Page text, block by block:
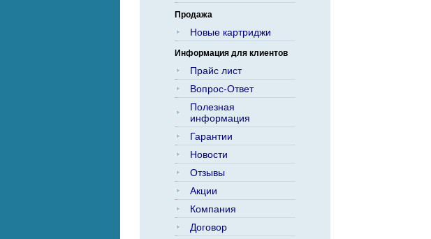
Продажа
Новые картриджи
Информация для клиентов
Прайс лист
Вопрос-Ответ
Полезная
информация
Гарантии
Новости
Отзывы
Акции
Компания
Договор